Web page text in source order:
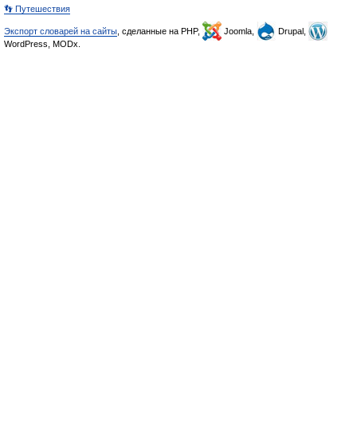
👣 Путешествия
Экспорт словарей на сайты , сделанные на PHP, Joomla,
Drupal,
WordPress, MODx.